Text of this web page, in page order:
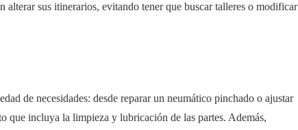
sus itinerarios, evitando tener que buscar talleres o modificar
de necesidades: desde reparar un neumático pinchado o ajustar
que incluya la limpieza y lubricación de las partes. Además,